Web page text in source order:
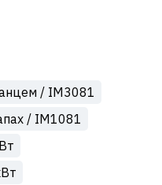
/ IM3081
/ IM1081